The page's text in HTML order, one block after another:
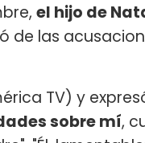
el hijo de
de las
TV) y
sobre mí,